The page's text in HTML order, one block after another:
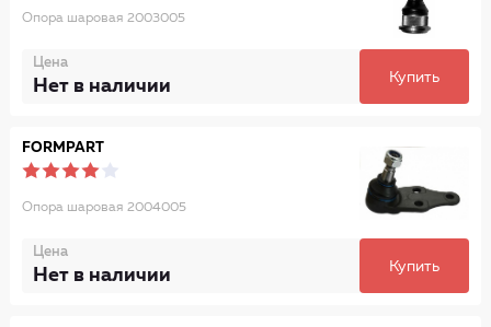
Опора шаровая 2003005
Цена
Нет в наличии Купить
FORMPART
Опора шаровая 2004005
Цена
Нет в наличии Купить